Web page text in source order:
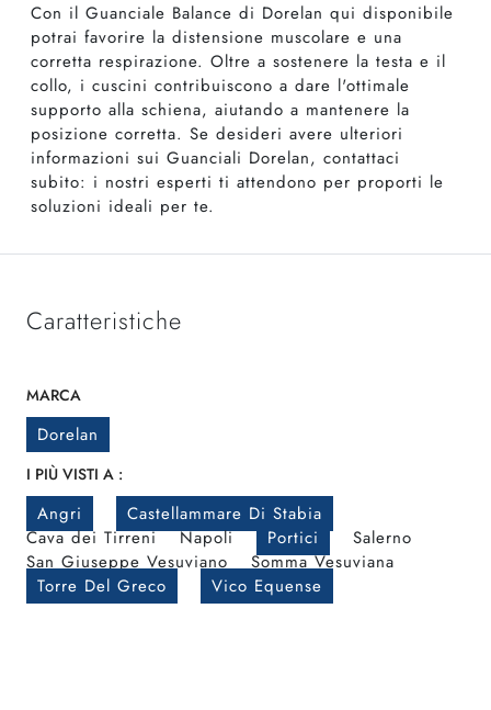
Con il Guanciale Balance di Dorelan qui disponibile
potrai favorire la distensione muscolare e una
corretta respirazione. Oltre a sostenere la testa e il
collo, i cuscini contribuiscono a dare l'ottimale
supporto alla schiena, aiutando a mantenere la
posizione corretta. Se desideri avere ulteriori
informazioni sui Guanciali Dorelan, contattaci
subito: i nostri esperti ti attendono per proporti le
soluzioni ideali per te.
Caratteristiche
MARCA
Dorelan
I PIÙ VISTI A :
Angri
Castellammare Di Stabia
Cava dei Tirreni
Napoli Portici
Salerno
San Giuseppe Vesuviano
Somma Vesuviana
Torre Del Greco
Vico Equense